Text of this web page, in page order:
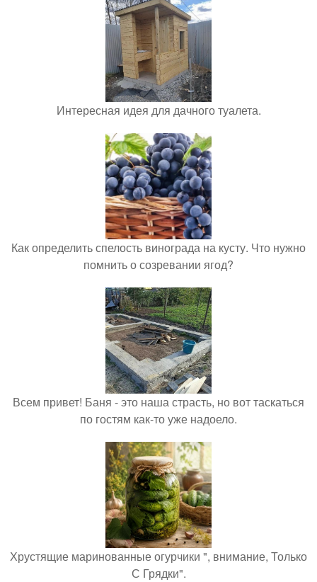
Интересная идея для дачного туалета.
Как определить спелость винограда на кусту. Что нужно
помнить о созревании ягод?
Всем привет! Баня - это наша страсть, но вот таскаться
по гостям как-то уже надоело.
Хрустящие маринованные огурчики ", внимание, Только
С Грядки".